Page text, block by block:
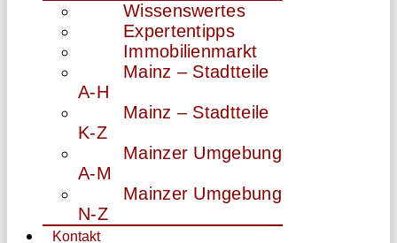
Wissenswertes
Expertentipps
Immobilienmarkt
Mainz – Stadtteile
A-H
Mainz – Stadtteile
K-Z
Mainzer Umgebung
A-M
Mainzer Umgebung
N-Z
Kontakt